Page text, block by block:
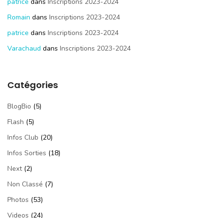
Romain dans Inscriptions 2023-2024
patrice dans Inscriptions 2023-2024
Varachaud dans Inscriptions 2023-2024
Catégories
BlogBio (5)
Flash (5)
Infos Club (20)
Infos Sorties (18)
Next(2)
Non Classé (7)
Photos (53)
Videos (24)